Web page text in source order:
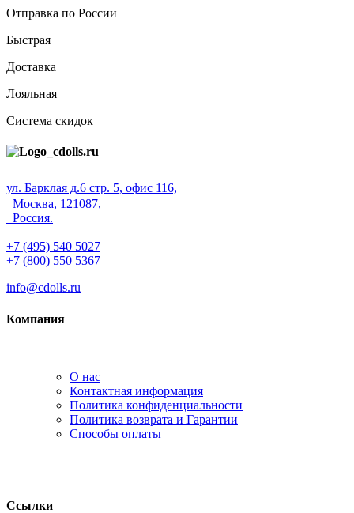
Отправка по России
Быстрая
Доставка
Лояльная
Система скидок
ул. Барклая д.6 стр. 5, офис 116,
Москва, 121087,
Россия.
+7 (495) 540 5027
+7 (800) 550 5367
info@cdolls.ru
Компания
О нас
Контактная информация
Политика конфиденциальности
Политика возврата и Гарантии
Способы оплаты
Ссылки